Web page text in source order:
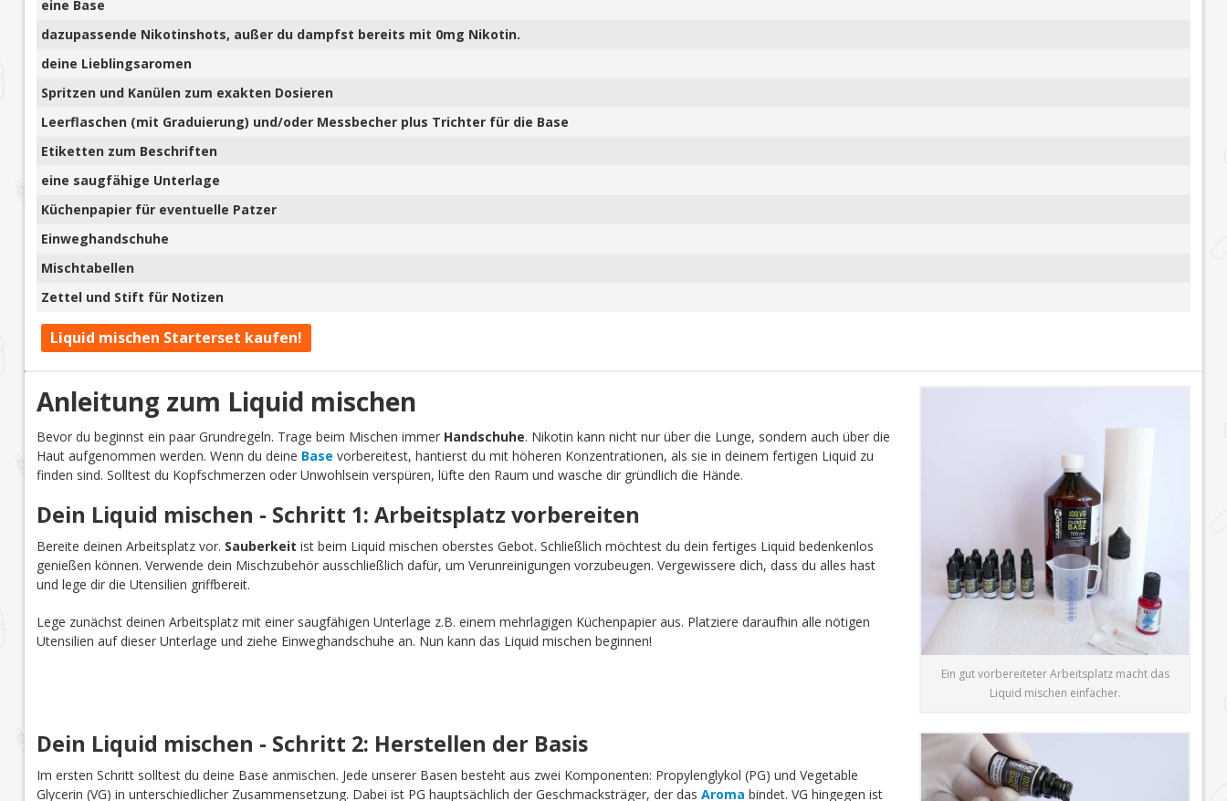
eine Base
dazupassende Nikotinshots, außer du dampfst bereits mit 0mg Nikotin.
deine Lieblingsaromen
Spritzen und Kanülen zum exakten Dosieren
Leerflaschen (mit Graduierung) und/oder Messbecher plus Trichter für die Base
Etiketten zum Beschriften
eine saugfähige Unterlage
Küchenpapier für eventuelle Patzer
Einweghandschuhe
Mischtabellen
Zettel und Stift für Notizen
Liquid mischen Starterset kaufen!
Anleitung zum Liquid mischen
Bevor du beginnst ein paar Grundregeln. Trage beim Mischen immer Handschuhe. Nikotin kann nicht nur über die Lunge, sondern auch über die
Haut aufgenommen werden. Wenn du deine Base vorbereitest, hantierst du mit höheren Konzentrationen, als sie in deinem fertigen Liquid zu
finden sind. Solltest du Kopfschmerzen oder Unwohlsein verspüren, lüfte den Raum und wasche dir gründlich die Hände.
Dein Liquid mischen - Schritt 1: Arbeitsplatz vorbereiten
Bereite deinen Arbeitsplatz vor. Sauberkeit ist beim Liquid mischen oberstes Gebot. Schließlich möchtest du dein fertiges Liquid bedenkenlos
genießen können. Verwende dein Mischzubehör ausschließlich dafür, um Verunreinigungen vorzubeugen. Vergewissere dich, dass du alles hast
und lege dir die Utensilien griffbereit.
Lege zunächst deinen Arbeitsplatz mit einer saugfähigen Unterlage z.B. einem mehrlagigen Küchenpapier aus. Platziere daraufhin alle nötigen
Utensilien auf dieser Unterlage und ziehe Einweghandschuhe an. Nun kann das Liquid mischen beginnen!
Ein gut vorbereiteter Arbeitsplatz macht das
Liquid mischen einfacher.
Dein Liquid mischen - Schritt 2: Herstellen der Basis
Im ersten Schritt solltest du deine Base anmischen. Jede unserer Basen besteht aus zwei Komponenten: Propylenglykol (PG) und Vegetable
Glycerin (VG) in unterschiedlicher Zusammensetzung. Dabei ist PG hauptsächlich der Geschmacksträger, der das Aroma bindet. VG hingegen ist